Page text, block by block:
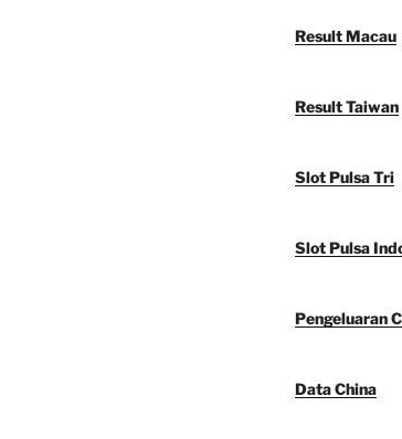
Result Macau
Result Taiwan
Slot Pulsa Tri
Slot Pulsa
Pengeluaran
Data China